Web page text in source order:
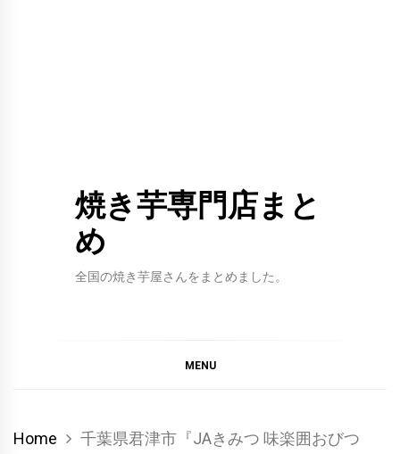
焼き芋専門店まと
め
全国の焼き芋屋さんをまとめました。
MENU
Home
千葉県君津市『JAきみつ 味楽囲おびつ